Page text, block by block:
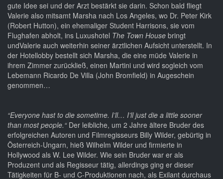
gute Idee sei und der Arzt bestärkt sie darin. Schon bald fliegt
Valerie also mitsamt Marsha nach Los Angeles, wo Dr. Peter Kirk
(Robert Hutton), ein ehemaliger Student Harrisons, sie vom
Flughafen abholt, ins Luxushotel The Town House bringt
undValerie auch weiterhin seiner ärztlichen Aufsicht unterstellt. In
der Hotellobby bestellt sich Marsha, die eine müde Valerie in
ihrem Zimmer zurückließ, einen Martini und wird sogleich vom
Lebemann Ricardo De Villa (John Bromfield) in Augeschein
genommen…
“Everyone hast to die sometime. I’ll… I’ll just die a little sooner
than most people.“ Der leibliche, um 2 Jahre ältere Bruder des
erfolgreichen Autoren und Filmregisseurs Billy Wilder, gebürtig in
Österreich-Ungarn, hieß Wilhelm Wilder und firmierte in
Hollywood als W. Lee Wilder. Wie sein Bruder war er als
Produzent und als Regisseur tätig, allerdings ging er dieser
Tätigkeiten für B- und C-Produktionen nach, als Exilant durchaus